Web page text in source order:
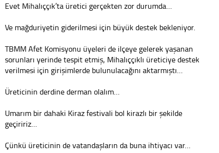
Evet Mihalıççık’ta üretici gerçekten zor durumda…
Ve mağduriyetin giderilmesi için büyük destek bekleniyor.
TBMM Afet Komisyonu üyeleri de ilçeye gelerek yaşanan
sorunları yerinde tespit etmiş, Mihalıççıklı üreticiye destek
verilmesi için girişimlerde bulunulacağını aktarmıştı…
Üreticinin derdine derman olalım…
Umarım bir dahaki Kiraz festivali bol kirazlı bir şekilde
geçiririz…
Çünkü üreticinin de vatandaşların da buna ihtiyacı var…